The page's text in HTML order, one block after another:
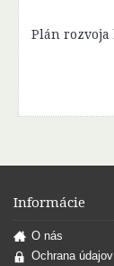
Informácie
O nás
Ochrana údajov